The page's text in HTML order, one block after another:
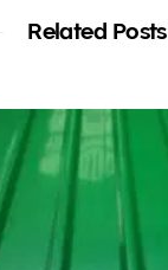
Related Posts